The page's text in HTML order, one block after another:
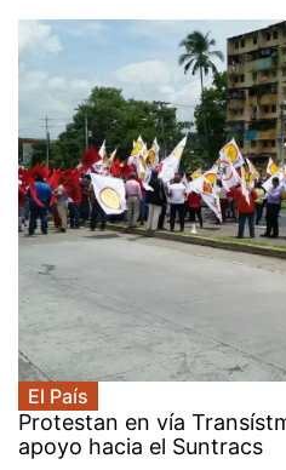
El País
Protestan en vía
apoyo hacia el Suntracs